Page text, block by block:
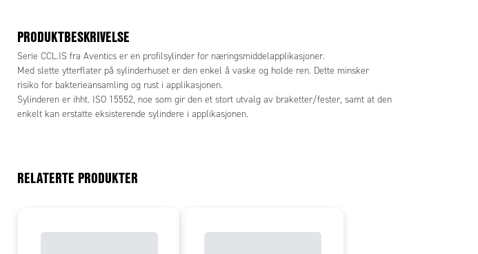
PRODUKTBESKRIVELSE
Serie CCL.IS fra Aventics er en profilsylinder for næringsmiddelapplikasjoner.
Med slette ytterflater på sylinderhuset er den enkel å vaske og holde ren. Dette minsker
risiko for bakterieansamling og rust i applikasjonen.
Sylinderen er ihht. ISO 15552, noe som gir den et stort utvalg av braketter/fester, samt at den
enkelt kan erstatte eksisterende sylindere i applikasjonen.
RELATERTE PRODUKTER